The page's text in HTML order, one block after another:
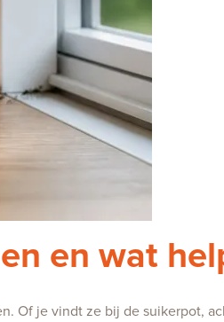
en wat
Of je vindt ze bij de suikerpot,